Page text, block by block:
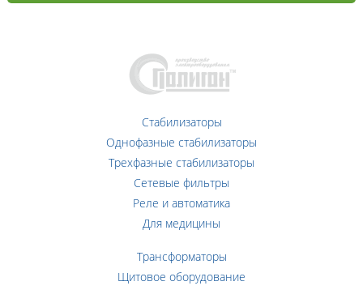
Стабилизаторы
Однофазные стабилизаторы
Трехфазные стабилизаторы
Сетевые фильтры
Реле и автоматика
Для медицины
Трансформаторы
Щитовое оборудование